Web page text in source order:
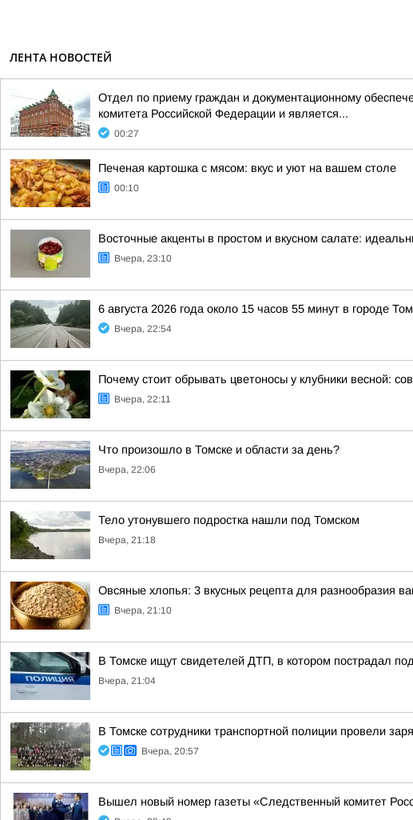
ЛЕНТА НОВОСТЕЙ
Отдел по приему граждан и документационному
комитета Российской Федерации и является...
00:27
Печеная картошка с мясом: вкус и уют на вашем столе
00:10
Восточные акценты в простом и вкусном салате:
Вчера, 23:10
6 августа 2026 года около 15 часов 55 минут в городе
Вчера, 22:54
Почему стоит обрывать цветоносы у клубники весной:
Вчера, 22:11
Что произошло в Томске и области за день?
Вчера, 22:06
Тело утонувшего подростка нашли под Томском
Вчера, 21:18
Овсяные хлопья: 3 вкусных рецепта для разнообразия
Вчера, 21:10
В Томске ищут свидетелей ДТП, в котором пострадал
Вчера, 21:04
В Томске сотрудники транспортной полиции провели
Вчера, 20:57
Вышел новый номер газеты «Следственный комитет